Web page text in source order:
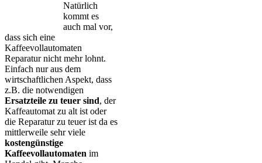
Natürlich
kommt es
auch mal vor,
dass sich eine
Kaffeevollautomaten
Reparatur nicht mehr lohnt.
Einfach nur aus dem
wirtschaftlichen Aspekt, dass
z.B. die notwendigen
Ersatzteile zu teuer sind, der
Kaffeautomat zu alt ist oder
die Reparatur zu teuer ist da es
mittlerweile sehr viele
kostengünstige
Kaffeevollautomaten im